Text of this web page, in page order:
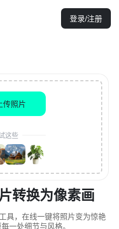
登录/注册
转换为像素画
具，在线一键将照片变为惊艳
一处细节与风格。
传照片
这些